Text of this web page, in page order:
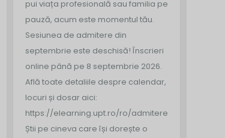
pui viața profesională sau familia pe
pauză, acum este momentul tău.
Sesiunea de admitere din
septembrie este deschisă! Înscrieri
online până pe 8 septembrie 2026.
Află toate detaliile despre calendar,
locuri și dosar aici:
https://elearning.upt.ro/ro/admitere/
Știi pe cineva care își dorește o